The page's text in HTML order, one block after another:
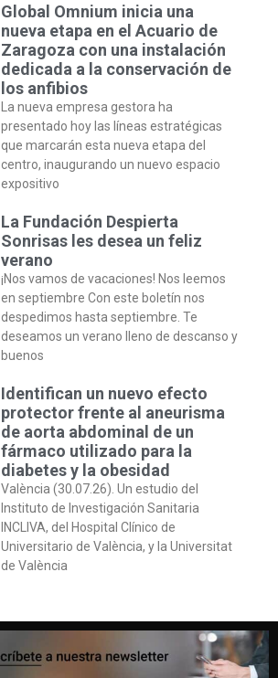
Global Omnium inicia una
nueva etapa en el Acuario de
Zaragoza con una instalación
dedicada a la conservación de
los anfibios
La nueva empresa gestora ha
presentado hoy las líneas estratégicas
que marcarán esta nueva etapa del
centro, inaugurando un nuevo espacio
expositivo
La Fundación Despierta
Sonrisas les desea un feliz
verano
¡Nos vamos de vacaciones! Nos leemos
en septiembre Con este boletín nos
despedimos hasta septiembre. Te
deseamos un verano lleno de descanso y
buenos
Identifican un nuevo efecto
protector frente al aneurisma
de aorta abdominal de un
fármaco utilizado para la
diabetes y la obesidad
València (30.07.26). Un estudio del
Instituto de Investigación Sanitaria
INCLIVA, del Hospital Clínico de
Universitario de València, y la Universitat
de València